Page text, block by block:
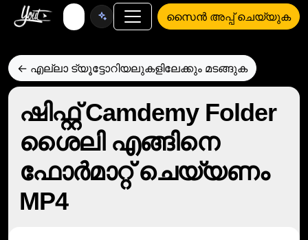
സൈൻ അപ്പ് ചെയ്യുക
← എല്ലാ ട്യൂട്ടോറിയലുകളിലേക്കും മടങ്ങുക
ഷിഫ്റ്റ് Camdemy Folder
ശൈലി എങ്ങിനെ
ഫോര്‍മാറ്റ് ചെയ്യണം
MP4